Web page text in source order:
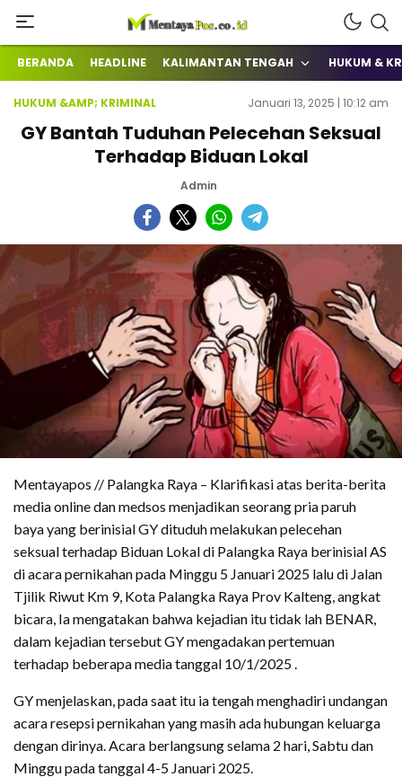
mentayapos.co.id
Terkini Mengabarkan
BERANDA HEADLINE KALIMANTAN TENGAH HUKUM &
HUKUM &AMP; KRIMINAL Januari 13, 2025 | 10:12 am
GY Bantah Tuduhan Pelecehan Seksual
Terhadap Biduan Lokal
Admin
Mentayapos // Palangka Raya – Klarifikasi atas berita-berita
media online dan medsos menjadikan seorang pria paruh
baya yang berinisial GY dituduh melakukan pelecehan
seksual terhadap Biduan Lokal di Palangka Raya berinisial AS
di acara pernikahan pada Minggu 5 Januari 2025 lalu di Jalan
Tjilik Riwut Km 9, Kota Palangka Raya Prov Kalteng, angkat
bicara, Ia mengatakan bahwa kejadian itu tidak lah BENAR,
dalam kejadian tersebut GY mengadakan pertemuan
terhadap beberapa media tanggal 10/1/2025 .
GY menjelaskan, pada saat itu ia tengah menghadiri undangan
acara resepsi pernikahan yang masih ada hubungan keluarga
dengan dirinya. Acara berlangsung selama 2 hari, Sabtu dan
Minggu pada tanggal 4-5 Januari 2025.